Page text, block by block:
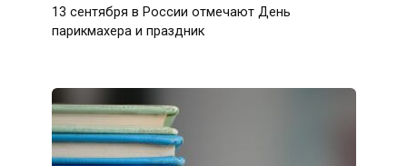
13 сентября в России отмечают День
парикмахера и праздник